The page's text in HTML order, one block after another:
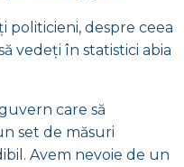
politicieni, despre ceea
vedeți în statistici abia
care să
set de măsuri
Avem nevoie de un